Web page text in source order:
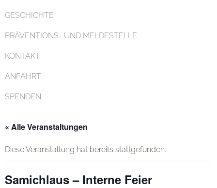
GESCHICHTE
PRÄVENTIONS- UND MELDESTELLE
KONTAKT
ANFAHRT
SPENDEN
« Alle Veranstaltungen
Diese Veranstaltung hat bereits stattgefunden.
Samichlaus – Interne Feier